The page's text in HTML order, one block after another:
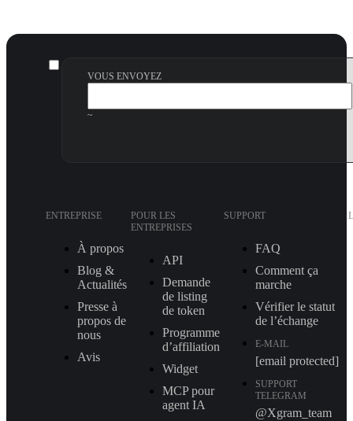
VOUS ENVOYEZ
~
ENTREPRISE
À propos
Blog &
Actualités
Presse à
propos de
nous
Avis
POUR LES
ENTREPRISES
API
Demande
de listing
de token
Programme
d’affiliation
Widget
MCP pour
agent IA
SUPPORT
FAQ
Comment ça
marche
Vérifier le statut
de l’échange
E-MAIL
[email protected]
SUPPORT
TELEGRAM
@Xgram_team